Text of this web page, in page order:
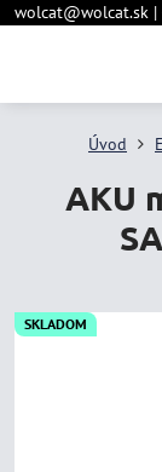
wolcat@wolcat.sk
SKLADOM
Úvod
AKU